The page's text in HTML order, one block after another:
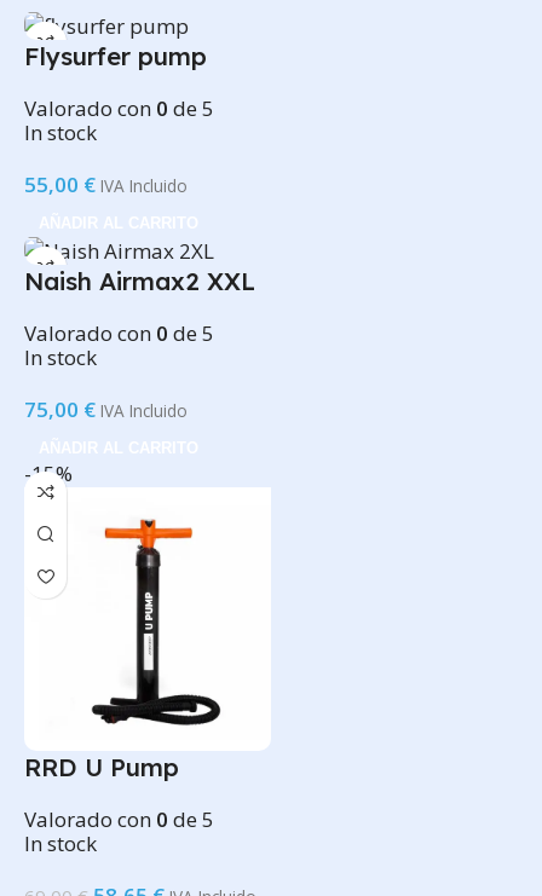
Flysurfer pump
Valorado con 0 de 5
In stock
55,00 € IVA Incluido
AÑADIR AL CARRITO
Naish Airmax2 XXL
Valorado con 0 de 5
In stock
75,00 € IVA Incluido
AÑADIR AL CARRITO
-15%
RRD U Pump
Valorado con 0 de 5
In stock